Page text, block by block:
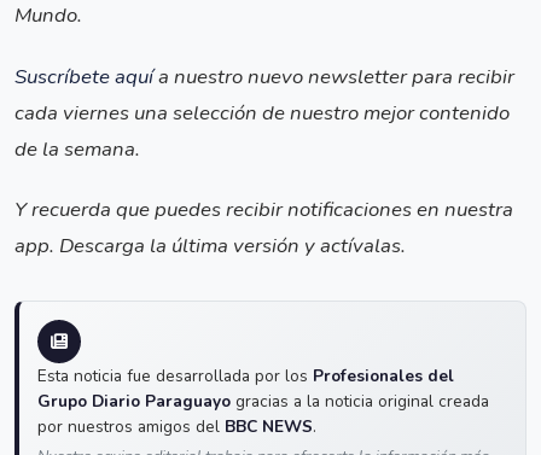
Mundo.
Suscríbete aquía nuestro nuevo newsletter para recibir
cada viernes una selección de nuestro mejor contenido
de la semana.
Y recuerda que puedes recibir notificaciones en nuestra
app. Descarga la última versión y actívalas.
Esta noticia fue desarrollada por los Profesionales del
Grupo Diario Paraguayo gracias a la noticia original creada
por nuestros amigos del BBC NEWS.